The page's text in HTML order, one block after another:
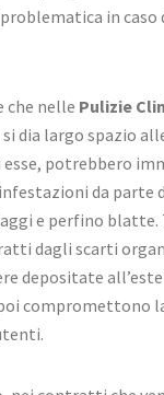
in caso
che nelle Pulizie
si dia largo spazio
esse, potrebbero
da parte
e perfino
dagli scarti
depositate
compromettono